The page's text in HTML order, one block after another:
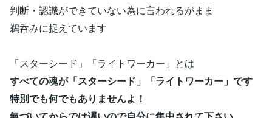
判断・認識ができていない為に言われるがまま
鵜呑みに捉えています
「スターシード」「ライトワーカー」とは
すべての魂が「スターシード」「ライトワーカー」です
特別でも何でもありませんよ！